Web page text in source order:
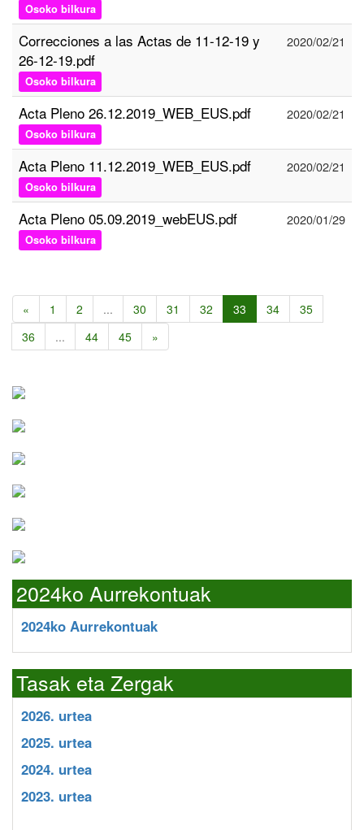
Osoko bilkura
Correcciones a las Actas de 11-12-19 y
26-12-19.pdf
Osoko bilkura
2020/02/21
Acta Pleno 26.12.2019_WEB_EUS.pdf
Osoko bilkura
2020/02/21
Acta Pleno 11.12.2019_WEB_EUS.pdf
Osoko bilkura
2020/02/21
Acta Pleno 05.09.2019_webEUS.pdf
Osoko bilkura
2020/01/29
« 1 2 ... 30 31 32 33 34
35
36
... 44 45 »
2024ko Aurrekontuak
2024ko Aurrekontuak
Tasak eta Zergak
2026. urtea
2025. urtea
2024. urtea
2023. urtea